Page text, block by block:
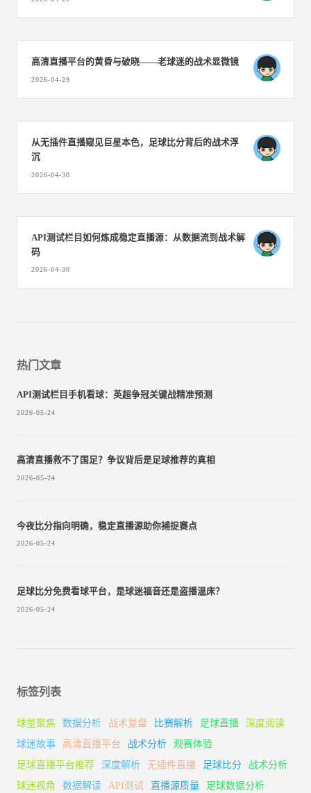
高清直播平台的黄昏与破晓——老球迷的战术显微镜
2026-04-29
从无插件直播窥见巨星本色，足球比分背后的战术浮
沉
2026-04-30
API测试栏目如何炼成稳定直播源：从数据流到战术解
码
2026-04-30
热门文章
API测试栏目手机看球：英超争冠关键战精准预测
2026-05-24
高清直播救不了国足？争议背后是足球推荐的真相
2026-05-24
今夜比分指向明确，稳定直播源助你捕捉赛点
2026-05-24
足球比分免费看球平台，是球迷福音还是盗播温床？
2026-05-24
标签列表
球星聚焦 数据分析 战术复盘 比赛解析 足球直播
深度阅读
球迷故事
高清直播平台 战术分析
观赛体验
足球直播平台推荐
深度解析 无插件直播 足球比分
战术分析
球迷视角
数据解读 API测试 直播源质量
足球数据分析